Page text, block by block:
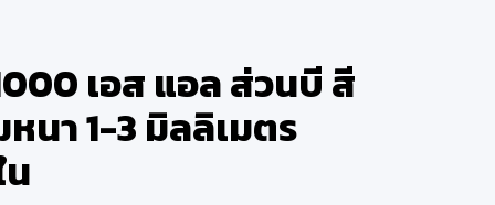
เอส แอล ส่วนบี สี
า 1-3 มิลลิเมตร